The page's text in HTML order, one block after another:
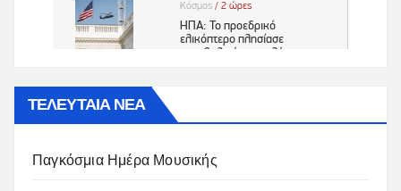
ΤΕΛΕΥΤΑΙΑ ΝΕΑ
Παγκόσμια Ημέρα Μουσικής